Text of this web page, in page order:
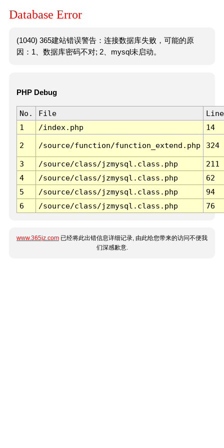
Database Error
(1040) 365建站错误警告：连接数据库失败，可能的原
因：1、数据库密码不对; 2、mysql未启动。
PHP Debug
No. File
Line
1
/index.php 14
2 /source/function/function_extend.php 324
3 /source/class/jzmysql.class.php
211
4
/source/class/jzmysql.class.php
62
5
/source/class/jzmysql.class.php
94
6
/source/class/jzmysql.class.php 76
www.365jz.com 已经将此出错信息详细记录, 由此给您带来的访问不便我
们深感歉意.